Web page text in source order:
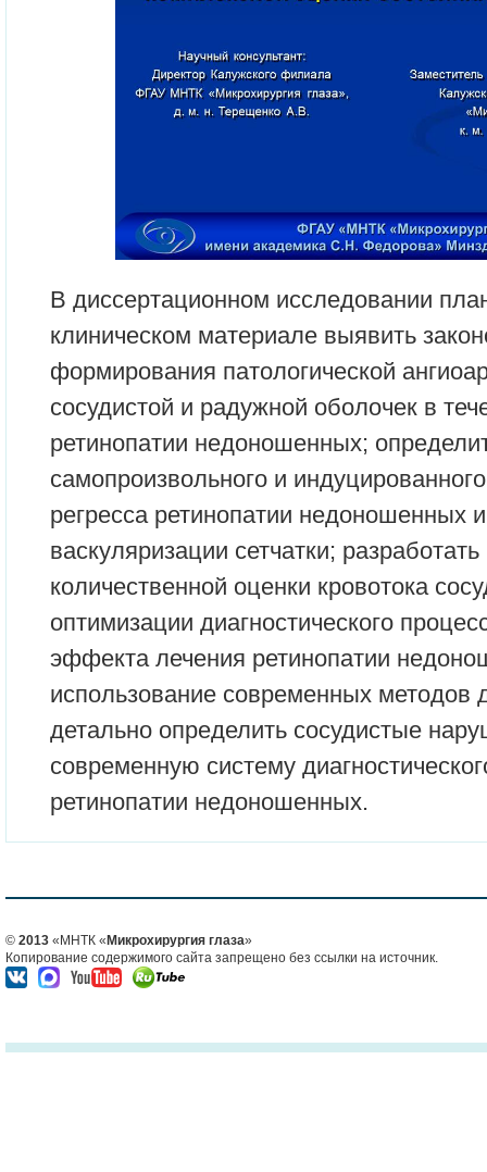
В диссертационном исследовании
клиническом материале выявить
формирования патологической
сосудистой и радужной оболочек в
ретинопатии недоношенных;
самопроизвольного и
регресса ретинопатии недоношенных
васкуляризации сетчатки;
количественной оценки кровотока
оптимизации диагностического
эффекта лечения ретинопатии
использование современных методов
детально определить сосудистые
современную систему
ретинопатии недоношенных.
© 2013 «МНТК « Микрохирургия глаза»
Копирование содержимого сайта запрещено без ссылки на источник.